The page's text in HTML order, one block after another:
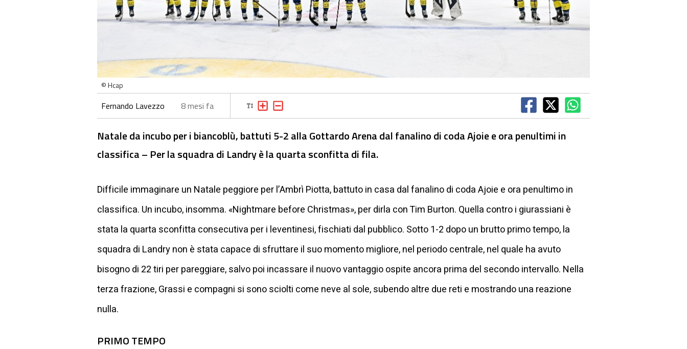
© Hcap
Fernando Lavezzo 8 mesi fa
Natale da incubo per i biancoblù, battuti 5-2 alla Gottardo Arena dal fanalino di coda Ajoie e ora penultimi in
classifica – Per la squadra di Landry è la quarta sconfitta di fila.
Difficile immaginare un Natale peggiore per l’Ambrì Piotta, battuto in casa dal fanalino di coda Ajoie e ora penultimo in
classifica. Un incubo, insomma. «Nightmare before Christmas», per dirla con Tim Burton. Quella contro i giurassiani è
stata la quarta sconfitta consecutiva per i leventinesi, fischiati dal pubblico. Sotto 1-2 dopo un brutto primo tempo, la
squadra di Landry non è stata capace di sfruttare il suo momento migliore, nel periodo centrale, nel quale ha avuto
bisogno di 22 tiri per pareggiare, salvo poi incassare il nuovo vantaggio ospite ancora prima del secondo intervallo. Nella
terza frazione, Grassi e compagni si sono sciolti come neve al sole, subendo altre due reti e mostrando una reazione
nulla.
PRIMO TEMPO